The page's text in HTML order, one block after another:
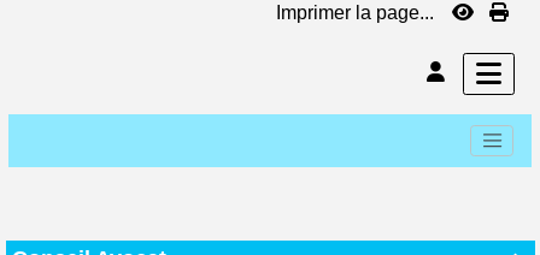
Imprimer la page...